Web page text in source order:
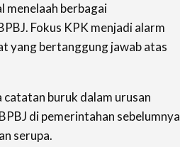
menelaah berbagai
Fokus KPK menjadi alarm
yang bertanggung jawab atas
catatan buruk dalam urusan
di pemerintahan sebelumnya
serupa.